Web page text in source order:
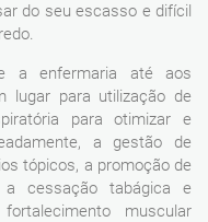
do seu escasso e difícil
a enfermaria até aos
lugar para utilização de
para otimizar e
a gestão de
tópicos, a promoção de
cessação tabágica e
muscular